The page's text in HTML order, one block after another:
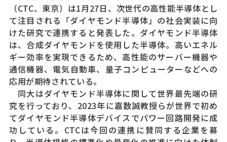
（CTC、東京）は1月27日、次世代の高性能半導体とし
て注目される「ダイヤモンド半導体」の社会実装に向
けた研究で連携すると発表した。ダイヤモンド半導体
は、合成ダイヤモンドを使用した半導体。高いエネル
ギー効率を実現できるため、高性能のサーバー機器や
通信機器、電気自動車、量子コンピューターなどへの
応用が期待されている。
同大はダイヤモンド半導体に関して世界最先端の研
究を行っており、2023年に嘉数誠教授らが世界で初め
てダイヤモンド半導体デバイスでパワー回路開発に成
功している。CTCは今回の連携に賛同する企業を募